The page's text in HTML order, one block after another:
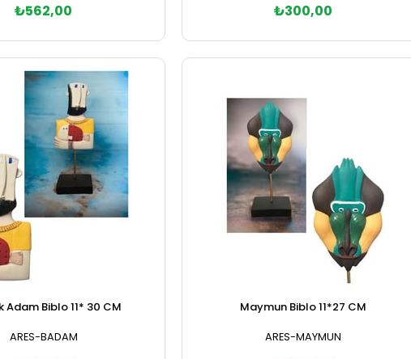
₺562,00
Sepete Ekle
₺300,00
Sepete Ekle
Adam Biblo 11* 30 CM
ARES-BADAM
Maymun Biblo 11*27 CM
ARES-MAYMUN